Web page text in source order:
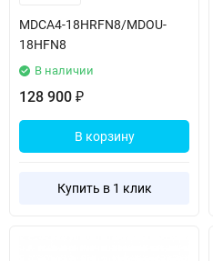
MDCA4-18HRFN8/MDOU-
18HFN8
В наличии
128 900 ₽
В корзину
Купить в 1 клик